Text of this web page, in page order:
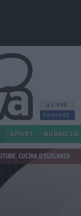
21.595
FANPAGE
SPORT RUBRICHE